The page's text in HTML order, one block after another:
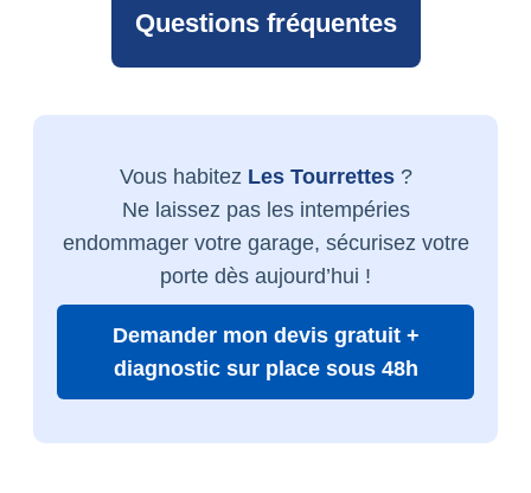
Questions fréquentes
Vous habitez Les Tourrettes?
Ne laissez pas les intempéries
endommager votre garage, sécurisez votre
porte dès aujourd’hui !
Demander mon devis gratuit +
diagnostic sur place sous 48h